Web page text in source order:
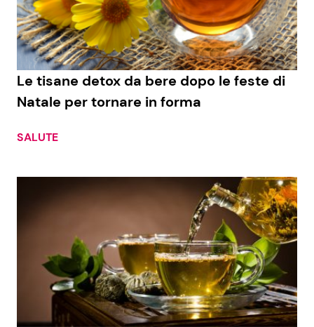
Economia
Persone Scomparse
Fiction e Serie TV
Programmi TV
Reality e Talent
ShowBiz
News Cinema
News Musica
News Spettacolo
Social News
News dal mondo
Le tisane detox da bere dopo le feste di
Natale per tornare in forma
SALUTE